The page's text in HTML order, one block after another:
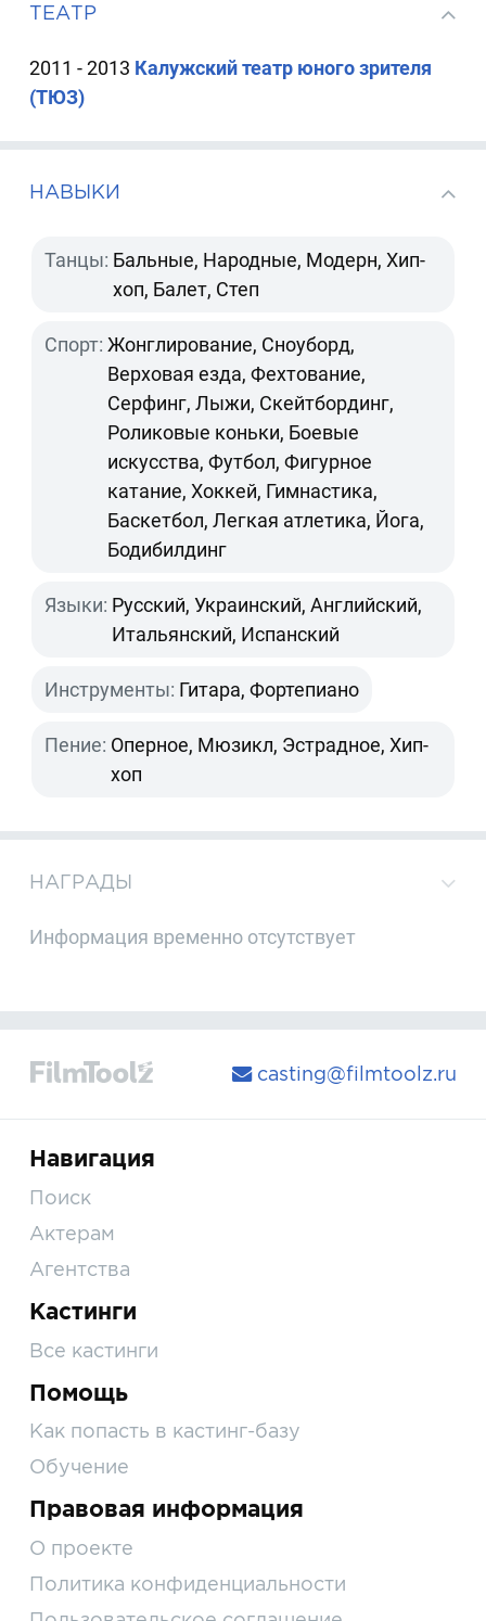
ТЕАТР
2011 - 2013 Калужский театр юного зрителя
(ТЮЗ)
НАВЫКИ
Танцы: Бальные, Народные, Модерн, Хип-
хоп, Балет, Степ
Спорт: Жонглирование, Сноуборд,
Верховая езда, Фехтование,
Серфинг, Лыжи, Скейтбординг,
Роликовые коньки, Боевые
искусства, Футбол, Фигурное
катание, Хоккей, Гимнастика,
Баскетбол, Легкая атлетика, Йога,
Бодибилдинг
Языки: Русский, Украинский, Английский,
Итальянский, Испанский
Инструменты: Гитара, Фортепиано
Пение: Оперное, Мюзикл, Эстрадное, Хип-
хоп
НАГРАДЫ
Информация временно отсутствует
casting@filmtoolz.ru
Навигация
Поиск
Актерам
Агентства
Кастинги
Все кастинги
Помощь
Как попасть в кастинг-базу
Обучение
Правовая информация
О проекте
Политика конфиденциальности